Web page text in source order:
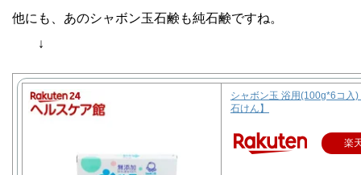
他にも、あのシャボン玉石鹸も純石鹸ですね。
↓
シャボン玉 浴用(100g*6コ入
石けん】
楽